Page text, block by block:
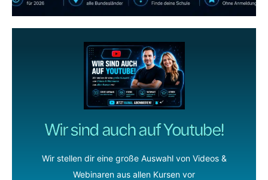
Wir sind auch auf Youtube!
Wir stellen dir eine große Auswahl von Videos &
Webinaren aus allen Kursen vor